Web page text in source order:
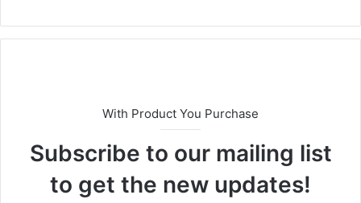
eit
With Product You Purchase
Subscribe to our mailing list
to get the new updates!